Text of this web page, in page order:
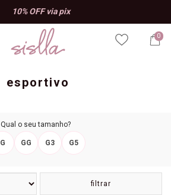
0
esportivo
Qual o seu tamanho?
G GG G3 G5
filtrar